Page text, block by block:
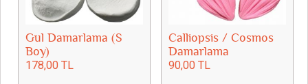
Gül Damarlama (S
Boy)
178,00 TL
Calliopsis / Cosmos
Damarlama
90,00 TL